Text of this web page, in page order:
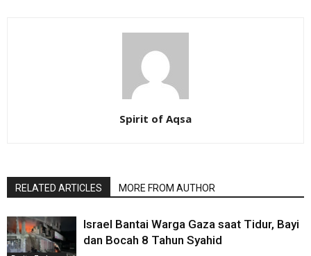
Spirit of Aqsa
RELATED ARTICLES MORE FROM AUTHOR
Israel Bantai Warga Gaza saat Tidur, Bayi
dan Bocah 8 Tahun Syahid